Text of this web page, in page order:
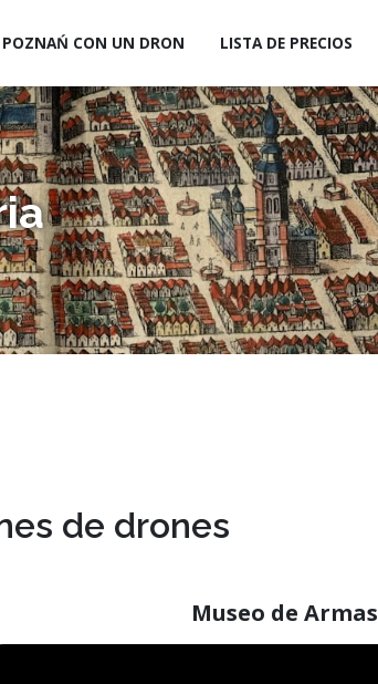
POZNAŃ CON UN DRON LISTA DE PRECIOS
de drones
Museo de Armas